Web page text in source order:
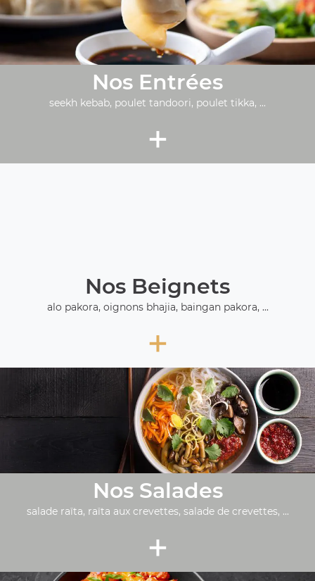
Nos Entrées
seekh kebab, poulet tandoori, poulet tikka, ...
+
Nos Beignets
alo pakora, oignons bhajia, baingan pakora, ...
+
Nos Salades
salade raïta, raïta aux crevettes, salade de crevettes, ...
+